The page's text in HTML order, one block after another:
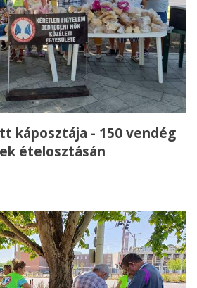
káposztája - 150 vendég
ételosztásán